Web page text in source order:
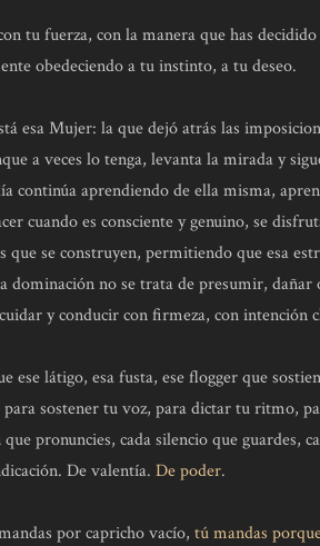
tu fuerza, con la manera que has
obedeciendo a tu instinto, a tu deseo.
esa Mujer: la que dejó atrás las
a veces lo tenga, levanta la mirada y
continúa aprendiendo de ella misma,
cuando es consciente y genuino, se
que se construyen, permitiendo que esa
dominación no se trata de presumir, dañar
y conducir con firmeza, con intención
ese látigo, esa fusta, ese flogger que
para sostener tu voz, para dictar tu ritmo,
pronuncies, cada silencio que guardes,
De valentía. De poder.
por capricho vacío, tú mandas